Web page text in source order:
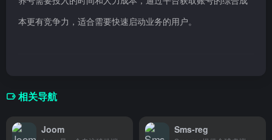
本更有竞争力，适合需要快速启动业务的用户。
相关导航
Joom Sms-reg